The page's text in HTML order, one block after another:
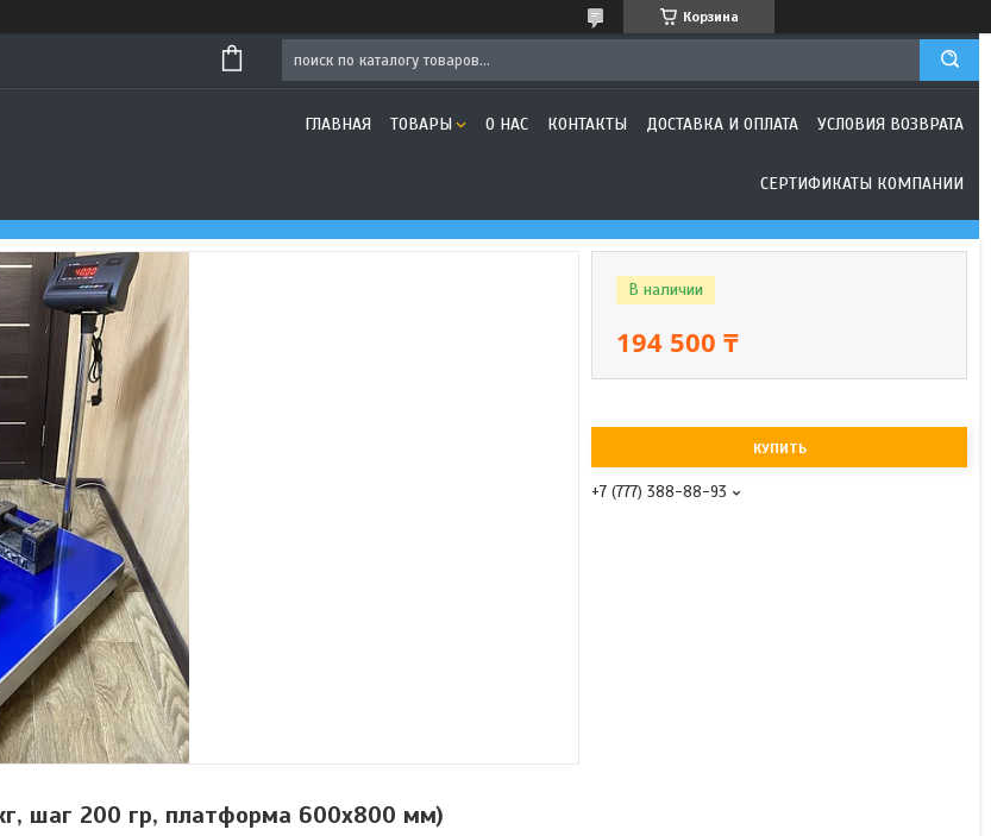
Корзина
ГЛАВНАЯ ТОВАРЫ О НАС КОНТАКТЫ ДОСТАВКА И ОПЛАТА УСЛОВИЯ ВОЗВРАТА
СЕРТИФИКАТЫ КОМПАНИИ
шаг 200 гр, платформа 600х800 мм)
В наличии
194 500 ₸
КУПИТЬ
+7 (777) 388-88-93